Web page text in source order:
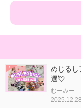
めじるし
選💘
むーみー
2025.12.28